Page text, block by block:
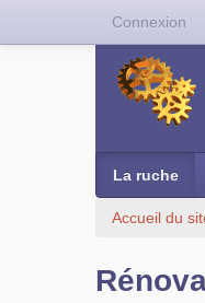
La ruche
Accueil du
Connexion